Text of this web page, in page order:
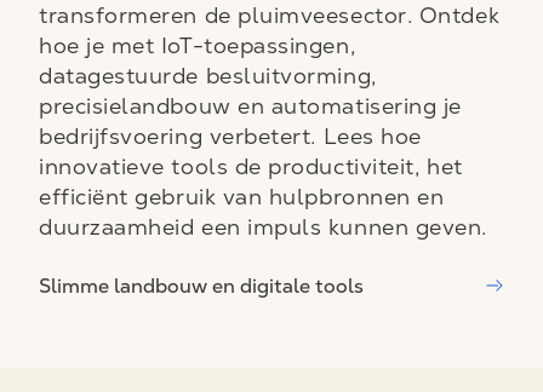
transformeren de pluimveesector. Ontdek
hoe je met IoT-toepassingen,
datagestuurde besluitvorming,
precisielandbouw en automatisering je
bedrijfsvoering verbetert. Lees hoe
innovatieve tools de productiviteit, het
efficiënt gebruik van hulpbronnen en
duurzaamheid een impuls kunnen geven.
Slimme landbouw en digitale tools